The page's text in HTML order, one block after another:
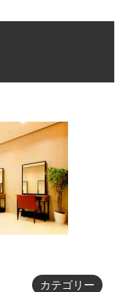
カテゴリー